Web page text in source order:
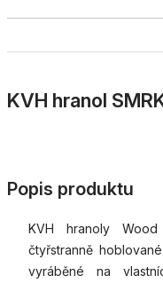
KVH hranol
Popis produktu
KVH hranoly
čtyřstranně
vyráběné na